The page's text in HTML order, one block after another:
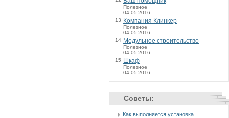
Полезное
04.05.2016
13
Компания Клинкер
Полезное
04.05.2016
14 Модульное строительство
Полезное
04.05.2016
15
Шкаф
Полезное
04.05.2016
Советы:
Как выполняется установка